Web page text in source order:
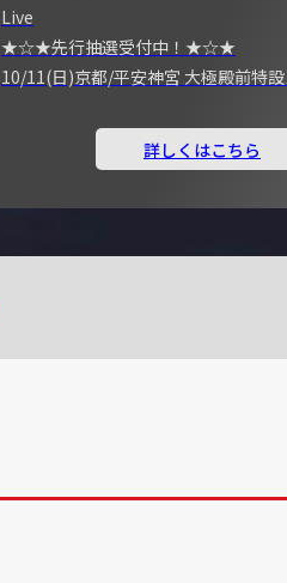
Live
★☆★先行抽選受付中！★☆★
10/11(日)京都/平安神宮 大極殿前特
詳しくはこちら